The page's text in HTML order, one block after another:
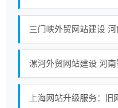
三门峡外贸网站建设
漯河外贸网站建设 河